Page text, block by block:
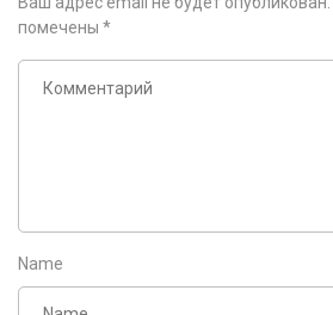
помечены *
Name